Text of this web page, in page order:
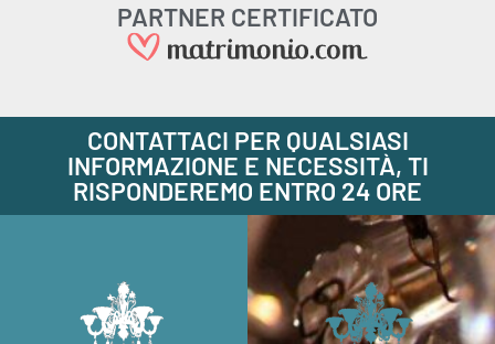
PARTNER CERTIFICATO
CONTATTACI PER QUALSIASI
INFORMAZIONE E NECESSITÀ, TI
RISPONDEREMO ENTRO 24 ORE